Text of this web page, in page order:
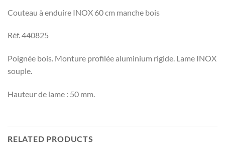
Couteau à enduire INOX 60 cm manche bois
Réf. 440825
Poignée bois. Monture profilée aluminium rigide. Lame INOX
souple.
Hauteur de lame : 50 mm.
RELATED PRODUCTS